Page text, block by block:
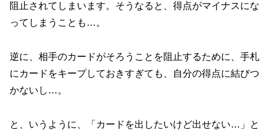
阻止されてしまいます。そうなると、得点がマイナスにな
ってしまうことも…。
逆に、相手のカードがそろうことを阻止するために、手札
にカードをキープしておきすぎても、自分の得点に結びつ
かないし…。
と、いうように、「カードを出したいけど出せない…」と